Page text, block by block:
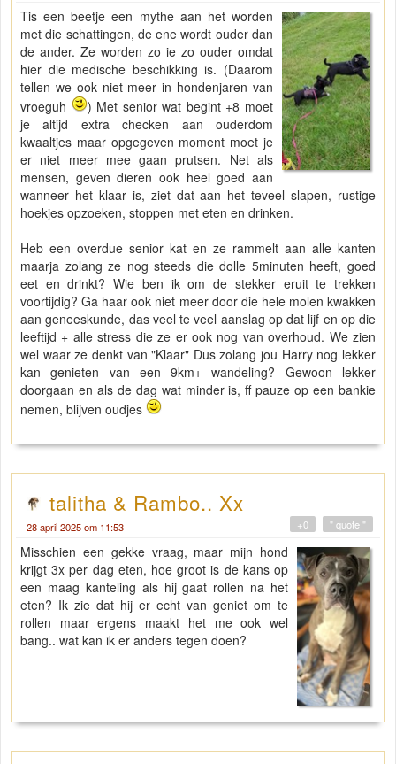
Tis een beetje een mythe aan het worden
met die schattingen, de ene wordt ouder dan
de ander. Ze worden zo ie zo ouder omdat
hier die medische beschikking is. (Daarom
tellen we ook niet meer in hondenjaren van
vroeguh
) Met senior wat begint +8 moet
je altijd extra checken aan ouderdom
kwaaltjes maar opgegeven moment moet je
er niet meer mee gaan prutsen. Net als
mensen, geven dieren ook heel goed aan
wanneer het klaar is, ziet dat aan het teveel slapen, rustige
hoekjes opzoeken, stoppen met eten en drinken.
Heb een overdue senior kat en ze rammelt aan alle kanten
maarja zolang ze nog steeds die dolle 5minuten heeft, goed
eet en drinkt? Wie ben ik om de stekker eruit te trekken
voortijdig? Ga haar ook niet meer door die hele molen kwakken
aan geneeskunde, das veel te veel aanslag op dat lijf en op die
leeftijd + alle stress die ze er ook nog van overhoud. We zien
wel waar ze denkt van "Klaar" Dus zolang jou Harry nog lekker
kan genieten van een 9km+ wandeling? Gewoon lekker
doorgaan en als de dag wat minder is, ff pauze op een bankie
nemen, blijven oudjes
talitha & Rambo.. Xx
28 april 2025 om 11:53 " quote "
+0
Misschien een gekke vraag, maar mijn hond
krijgt 3x per dag eten, hoe groot is de kans op
een maag kanteling als hij gaat rollen na het
eten? Ik zie dat hij er echt van geniet om te
rollen maar ergens maakt het me ook wel
bang.. wat kan ik er anders tegen doen?